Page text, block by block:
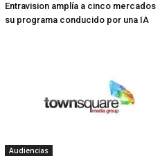
Entravision amplía a cinco mercados
su programa conducido por una IA
Audiencias